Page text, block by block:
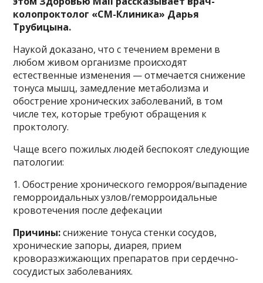
колопроктолог «СМ-Клиника» Дарья
Трубицына.
Наукой доказано, что с течением времени в
любом живом организме происходят
естественные изменения — отмечается снижение
тонуса мышц, замедление метаболизма и
обострение хронических заболеваний, в том
числе тех, которые требуют обращения к
проктологу.
Чаще всего пожилых людей беспокоят следующие
патологии:
1. Обострение хронического геморроя/выпадение
геморроидальных узлов/геморроидальные
кровотечения после дефекации
Причины:снижение тонуса стенки сосудов,
хронические запоры, диарея, прием
кроворазжижающих препаратов при сердечно-
сосудистых заболеваниях.